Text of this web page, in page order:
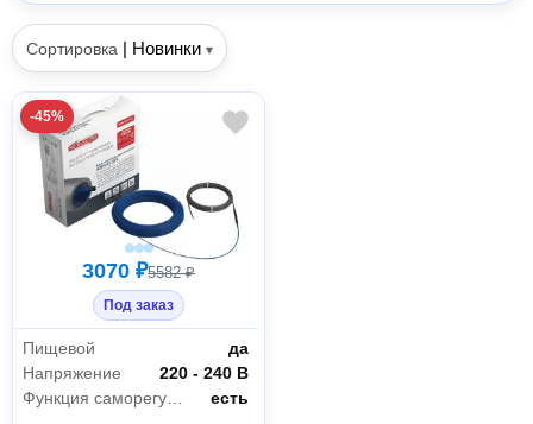
Сортировка | Новинки ▾
-45%
3070 ₽5582 ₽
Под заказ
Пищевой
да
Напряжение
220 - 240 В
есть